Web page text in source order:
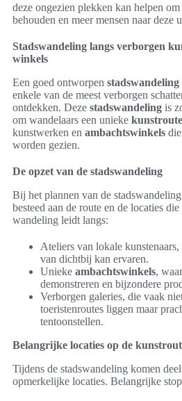
deze ongezien plekken kan helpen
behouden en meer mensen naar deze
Stadswandeling langs verborgen
winkels
Een goed ontworpen stadswandeling
enkele van de meest verborgen
ontdekken. Deze stadswandeling is
om wandelaars een unieke kunstroute
kunstwerken en ambachtswinkels
worden gezien.
De opzet van de stadswandeling
Bij het plannen van de
besteed aan de route en de locaties
wandeling leidt langs:
Ateliers van lokale
van dichtbij kan ervaren.
Unieke ambachtswinkels,
demonstreren en bijzondere
Verborgen galeries, die vaak
toeristenroutes liggen maar
tentoonstellen.
Belangrijke locaties op de
Tijdens de stadswandeling komen
opmerkelijke locaties. Belangrijke